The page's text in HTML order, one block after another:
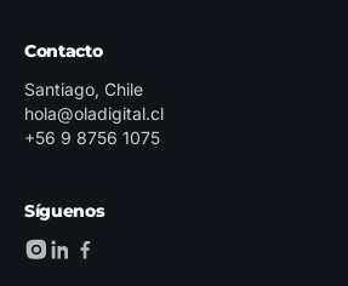
Contacto
Santiago, Chile
hola@oladigital.cl
+56 9 8756 1075
Síguenos